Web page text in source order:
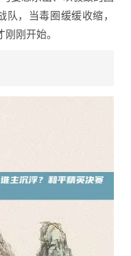
队，当毒圈缓缓收缩，
刚开始。